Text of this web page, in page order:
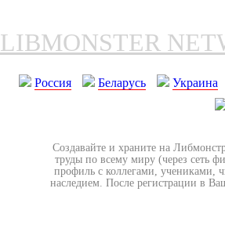
LIBMONSTER
Россия Беларусь Украина
Создавайте и храните на
труды по всему миру (через сеть
профиль с коллегами, учениками,
наследием. После регистрации в